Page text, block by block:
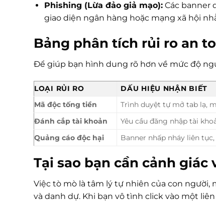
Phishing (Lừa đảo giả mạo):Các banner
giao diện ngân hàng hoặc mạng xã hội
Bảng phân tích rủi ro an
Để giúp bạn hình dung rõ hơn về mức độ
LOẠI RỦI RO DẤU HIỆU NHẬN BIẾT
Mã độc tống tiền
Trình duyệt tự mở tab lạ,
Đánh cắp tài khoản
Yêu cầu đăng nhập tài
Quảng cáo độc hại
Banner nhấp nháy liên
Tại sao bạn cần cảnh
Việc tò mò là tâm lý tự nhiên của con
và danh dự. Khi bạn vô tình click vào một